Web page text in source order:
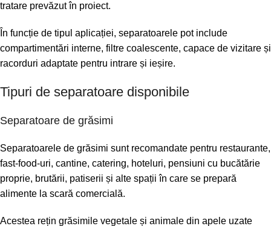
tratare prevăzut în proiect.
În funcție de tipul aplicației, separatoarele pot include
compartimentări interne, filtre coalescente, capace de vizitare și
racorduri adaptate pentru intrare și ieșire.
Tipuri de separatoare disponibile
Separatoare de grăsimi
Separatoarele de grăsimi sunt recomandate pentru restaurante,
fast-food-uri, cantine, catering, hoteluri, pensiuni cu bucătărie
proprie, brutării, patiserii și alte spații în care se prepară
alimente la scară comercială.
Acestea rețin grăsimile vegetale și animale din apele uzate